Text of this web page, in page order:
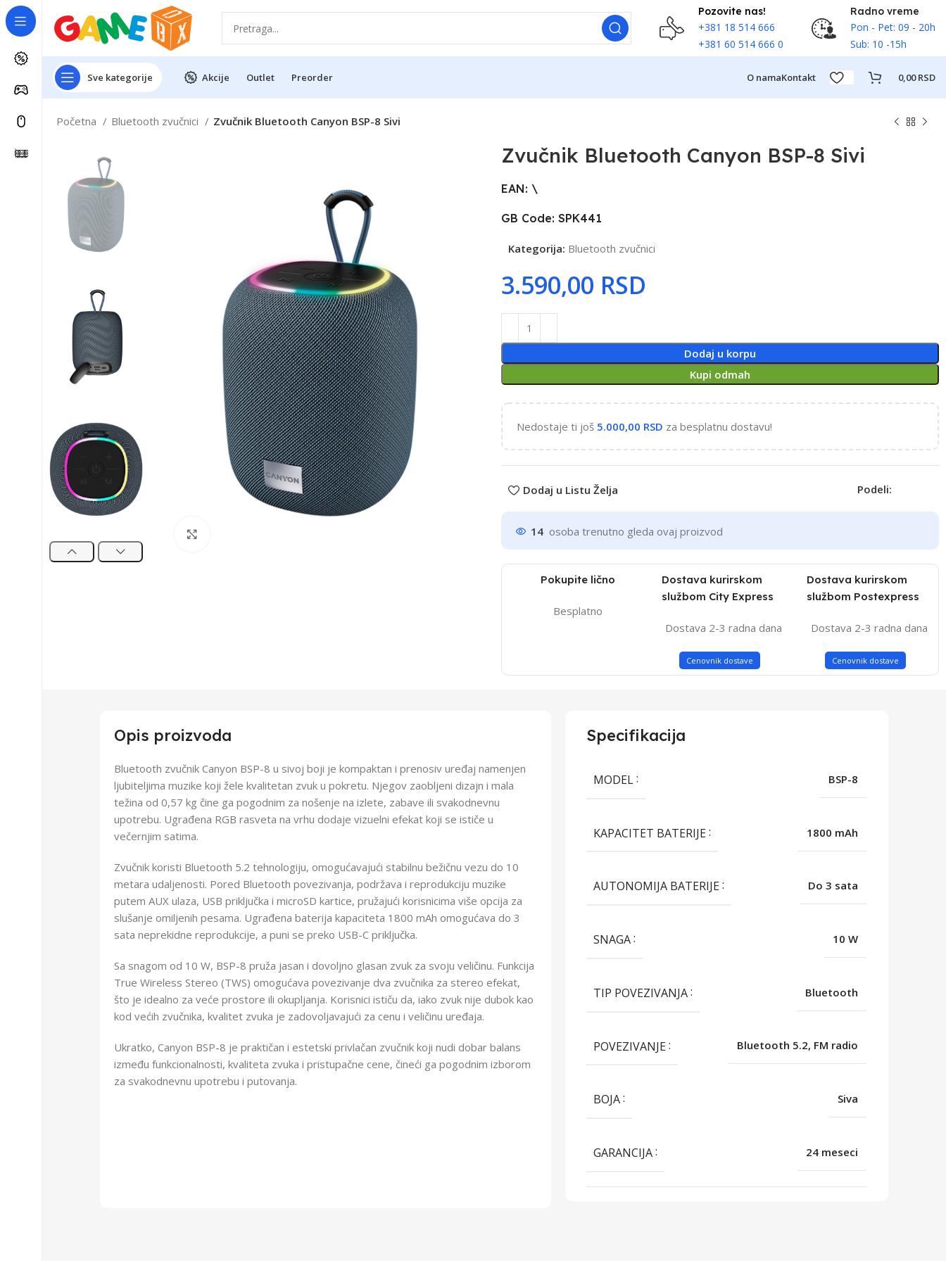
Pozovite nas!
+381 18 514 666
+381 60 514 666 0
Radno vreme
Pon - Pet: 09 - 20h
Sub: 10 -15h
Sve kategorije Akcije Outlet Preorder O namaKontakt 0,00RSD
Početna Bluetooth zvučnici Zvučnik Bluetooth Canyon BSP-8 Sivi
Zvučnik Bluetooth Canyon BSP-8 Sivi
EAN: \
GB Code: SPK441
Kategorija: Bluetooth zvučnici
RSD
Dodaj u korpu
Kupi odmah
Nedostaje ti još 5.000,00 RSD za besplatnu dostavu!
Dodaj u Listu Želja Podeli:
14 osoba trenutno gleda ovaj proizvod
Pokupite lično
Besplatno
Dostava kurirskom
službom City Express
Dostava 2-3 radna dana
Cenovnik dostave
Dostava kurirskom
službom Postexpress
Dostava 2-3 radna dana
Cenovnik dostave
Opis proizvoda
Bluetooth zvučnik Canyon BSP-8 u sivoj boji je kompaktan i prenosiv uređaj namenjen
ljubiteljima muzike koji žele kvalitetan zvuk u pokretu. Njegov zaobljeni dizajn i mala
težina od 0,57 kg čine ga pogodnim za nošenje na izlete, zabave ili svakodnevnu
upotrebu. Ugrađena RGB rasveta na vrhu dodaje vizuelni efekat koji se ističe u
večernjim satima.
Zvučnik koristi Bluetooth 5.2 tehnologiju, omogućavajući stabilnu bežičnu vezu do 10
metara udaljenosti. Pored Bluetooth povezivanja, podržava i reprodukciju muzike
putem AUX ulaza, USB priključka i microSD kartice, pružajući korisnicima više opcija za
slušanje omiljenih pesama. Ugrađena baterija kapaciteta 1800 mAh omogućava do 3
sata neprekidne reprodukcije, a puni se preko USB-C priključka.
Sa snagom od 10 W, BSP-8 pruža jasan i dovoljno glasan zvuk za svoju veličinu. Funkcija
True Wireless Stereo (TWS) omogućava povezivanje dva zvučnika za stereo efekat,
što je idealno za veće prostore ili okupljanja. Korisnici ističu da, iako zvuk nije dubok kao
kod većih zvučnika, kvalitet zvuka je zadovoljavajući za cenu i veličinu uređaja.
Ukratko, Canyon BSP-8 je praktičan i estetski privlačan zvučnik koji nudi dobar balans
između funkcionalnosti, kvaliteta zvuka i pristupačne cene, čineći ga pogodnim izborom
za svakodnevnu upotrebu i putovanja.
Specifikacija
MODEL BSP-8
KAPACITET BATERIJE 1800 mAh
AUTONOMIJA BATERIJE Do 3 sata
SNAGA 10 W
TIP POVEZIVANJA Bluetooth
POVEZIVANJE Bluetooth 5.2, FM radio
BOJA Siva
GARANCIJA 24 meseci